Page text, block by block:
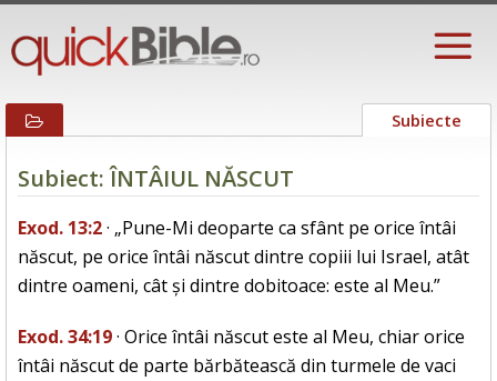
Subiecte
Subiect: ÎNTÂIUL NĂSCUT
Exod. 13:2· „Pune-Mi deoparte ca sfânt pe orice întâi
născut, pe orice întâi născut dintre copiii lui Israel, atât
dintre oameni, cât și dintre dobitoace: este al Meu.”
Exod. 34:19· Orice întâi născut este al Meu, chiar orice
întâi născut de parte bărbătească din turmele de vaci